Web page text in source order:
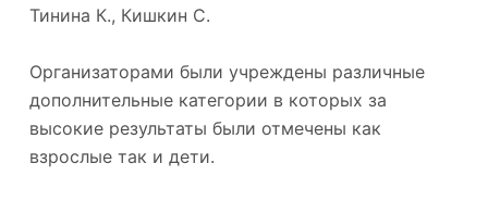
Тинина К., Кишкин С.
Организаторами были учреждены различные
дополнительные категории в которых за
высокие результаты были отмечены как
взрослые так и дети.